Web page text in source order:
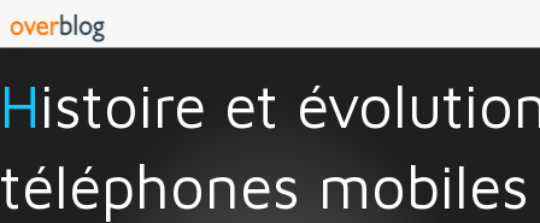
Histoire et évolution des
téléphones mobiles